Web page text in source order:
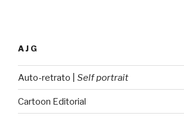
AJG
Auto-retrato | Self portrait
Cartoon Editorial